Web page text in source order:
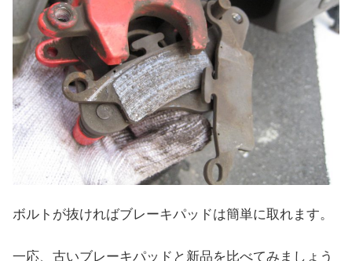
ボルトが抜ければブレーキパッドは簡単に取れます。
一応、古いブレーキパッドと新品を比べてみましょう